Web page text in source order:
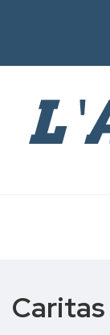
Caritas